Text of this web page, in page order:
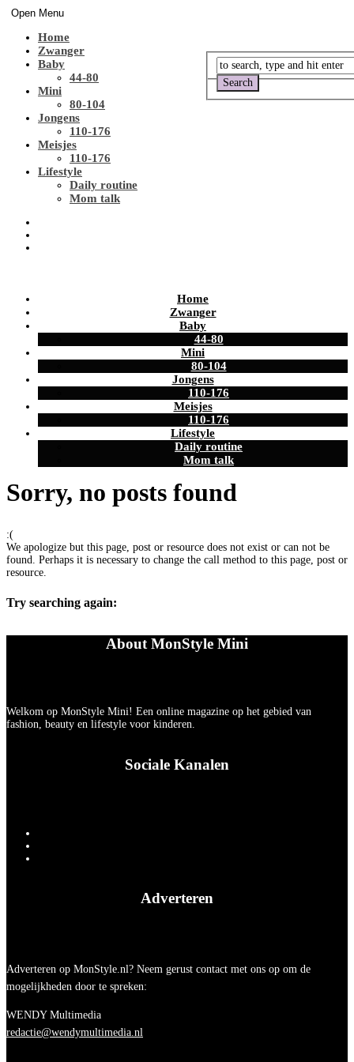
Open Menu
Home
Zwanger
Baby
44-80
Mini
80-104
Jongens
110-176
Meisjes
110-176
Lifestyle
Daily routine
Mom talk
Home
Zwanger
Baby
44-80
Mini
80-104
Jongens
110-176
Meisjes
110-176
Lifestyle
Daily routine
Mom talk
Sorry, no posts found
:(
We apologize but this page, post or resource does not exist or can not be
found. Perhaps it is necessary to change the call method to this page, post or
resource.
Try searching again:
About MonStyle Mini
Welkom op MonStyle Mini! Een online magazine op het gebied van
fashion, beauty en lifestyle voor kinderen.
Sociale Kanalen
Adverteren
Adverteren op MonStyle.nl? Neem gerust contact met ons op om de
mogelijkheden door te spreken:
WENDY Multimedia
redactie@wendymultimedia.nl